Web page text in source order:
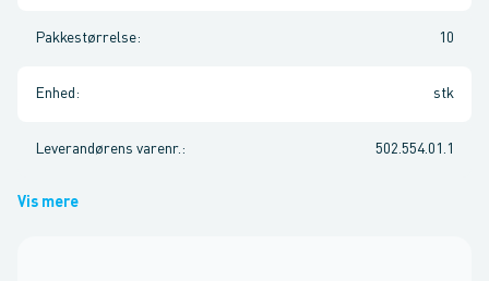
Pakkestørrelse: 10
Enhed : stk
Leverandørens varenr. : 502.554.01.1
Vis mere